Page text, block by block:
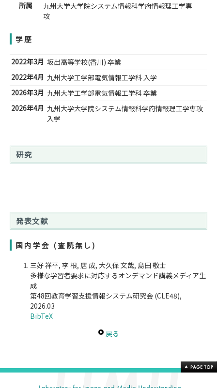
所属
九州大学大学院システム情報科学府情報理工学専
攻
学歴
2022年3月 坂出高等学校(香川) 卒業
2022年4月 九州大学工学部電気情報工学科 入学
2026年3月 九州大学工学部電気情報工学科 卒業
2026年4月 九州大学大学院システム情報科学府情報理工学専攻
入学
研究
発表文献
国内学会 (査読無し)
三好 祥平, 李 根, 唐 成, 大久保 文哉, 島田 敬士
多様な学習者要求に対応するオンデマンド講義メディア生
成
第48回教育学習支援情報システム研究会 (CLE48),
2026.03
BibTeX
戻る